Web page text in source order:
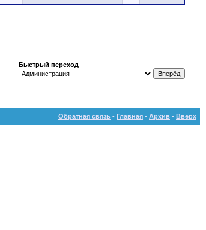
Быстрый переход
Обратная связь - Главная - Архив - Вверх